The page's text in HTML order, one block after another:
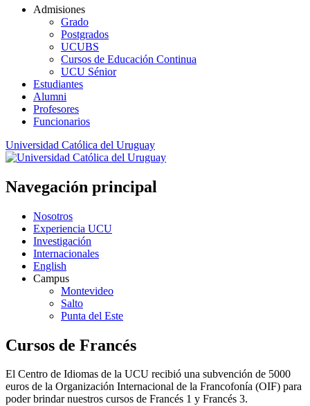
Admisiones
Grado
Postgrados
UCUBS
Cursos de Educación Continua
UCU Sénior
Estudiantes
Alumni
Profesores
Funcionarios
Universidad Católica del Uruguay
Navegación principal
Nosotros
Experiencia UCU
Investigación
Internacionales
English
Campus
Montevideo
Salto
Punta del Este
Cursos de Francés
El Centro de Idiomas de la UCU recibió una subvención de 5000
euros de la Organización Internacional de la Francofonía (OIF) para
poder brindar nuestros cursos de Francés 1 y Francés 3.